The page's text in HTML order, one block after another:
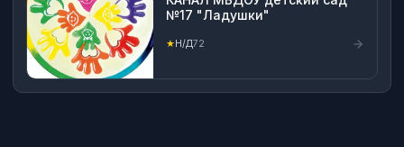
№17 "Ладушки"
★ Н/Д72